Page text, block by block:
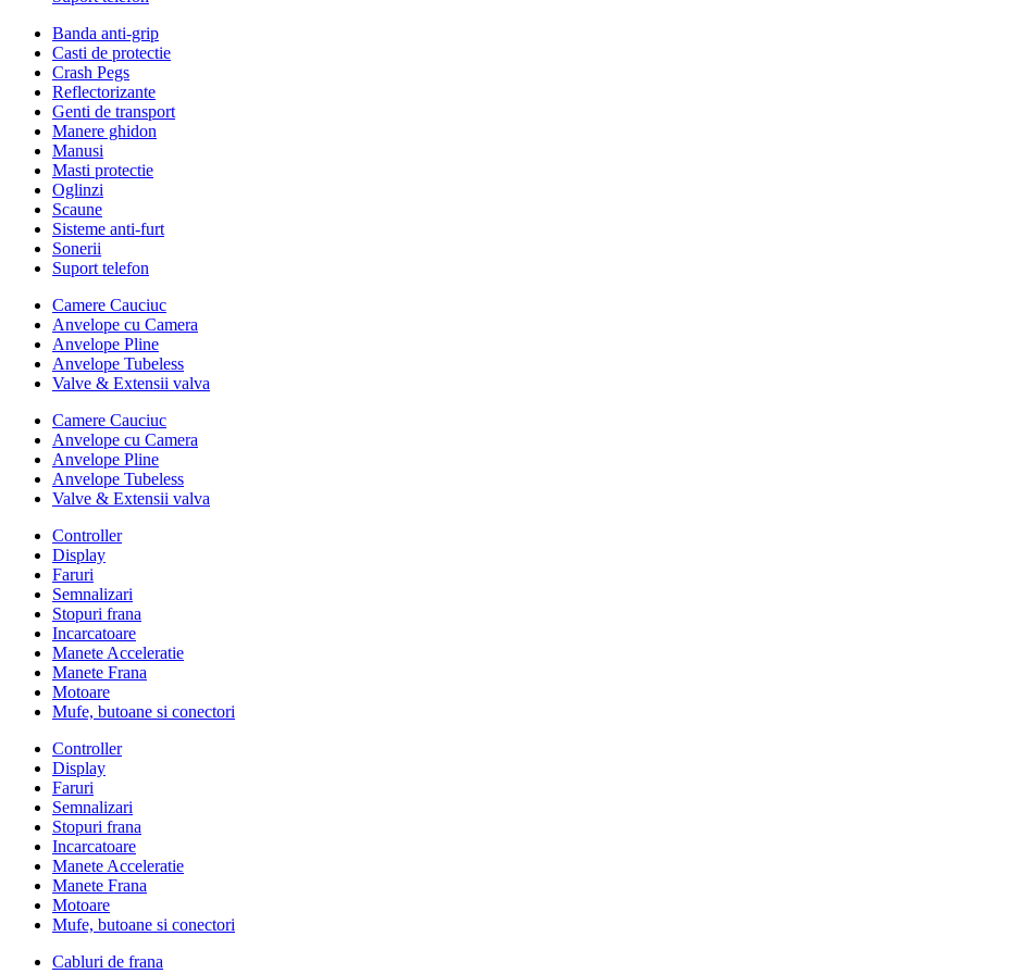
Banda anti-grip
Casti de protectie
Crash Pegs
Reflectorizante
Genti de transport
Manere ghidon
Manusi
Masti protectie
Oglinzi
Scaune
Sisteme anti-furt
Sonerii
Suport telefon
Camere Cauciuc
Anvelope cu Camera
Anvelope Pline
Anvelope Tubeless
Valve & Extensii valva
Camere Cauciuc
Anvelope cu Camera
Anvelope Pline
Anvelope Tubeless
Valve & Extensii valva
Controller
Display
Faruri
Semnalizari
Stopuri frana
Incarcatoare
Manete Acceleratie
Manete Frana
Motoare
Mufe, butoane si conectori
Controller
Display
Faruri
Semnalizari
Stopuri frana
Incarcatoare
Manete Acceleratie
Manete Frana
Motoare
Mufe, butoane si conectori
Cabluri de frana